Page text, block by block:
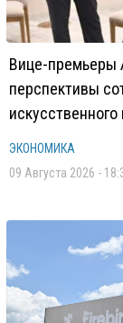
Вице-премьеры
перспективы
искусственного
ЭКОНОМИКА
09 Августа 2026 -